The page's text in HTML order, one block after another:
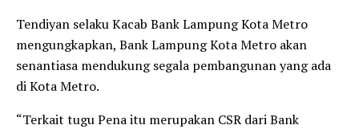
Tendiyan selaku Kacab Bank Lampung Kota Metro
mengungkapkan, Bank Lampung Kota Metro akan
senantiasa mendukung segala pembangunan yang ada
di Kota Metro.
“Terkait tugu Pena itu merupakan CSR dari Bank